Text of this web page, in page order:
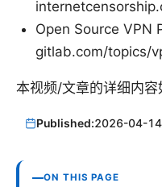
Open Source VPN
gitlab.com/topics/
本视频/文章的详细内容
Published:2026-04-14
ON THIS PAGE